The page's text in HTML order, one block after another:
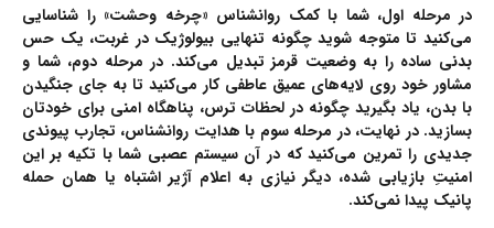
در مرحله اول، شما با کمک روانشناس «چرخه وحشت» را شناسایی
می‌کنید تا متوجه شوید چگونه تنهایی بیولوژیک در غربت، یک حس
بدنی ساده را به وضعیت قرمز تبدیل می‌کند. در مرحله دوم، شما و
مشاور خود روی لایه‌های عمیق عاطفی کار می‌کنید تا به جای جنگیدن
با بدن، یاد بگیرید چگونه در لحظات ترس، پناهگاه امنی برای خودتان
بسازید. در نهایت، در مرحله سوم با هدایت روانشناس، تجارب پیوندی
جدیدی را تمرین می‌کنید که در آن سیستم عصبی شما با تکیه بر این
امنیتِ بازیابی شده، دیگر نیازی به اعلام آژیر اشتباه یا همان حمله
پانیک پیدا نمی‌کند.